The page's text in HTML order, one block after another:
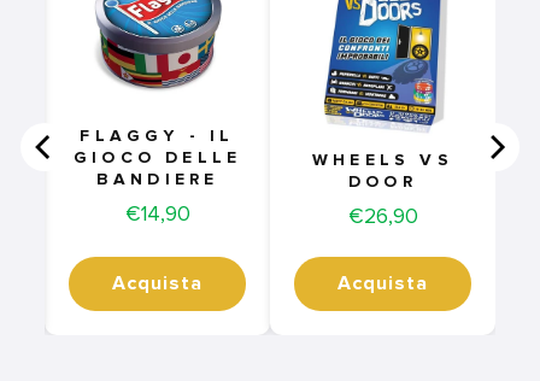
FLAGGY - IL
GIOCO DELLE
BANDIERE
Price
€14,90
Acquista
WHEELS VS
DOOR
Price
€26,90
Acquista